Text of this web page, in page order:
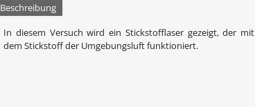
Beschreibung
In diesem Versuch wird ein Stickstofflaser gezeigt, der mit
dem Stickstoff der Umgebungsluft funktioniert.